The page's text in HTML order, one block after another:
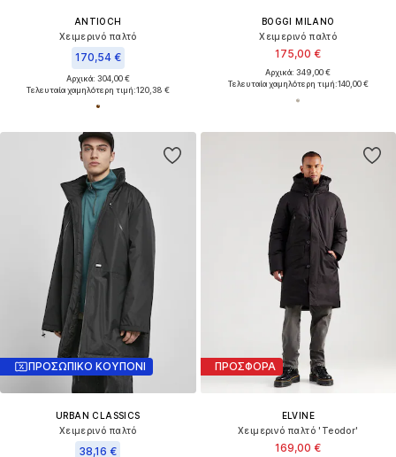
ANTIOCH
Χειμερινό παλτό
170,54 €
Αρχικά: 304,00 €
Τελευταία χαμηλότερη τιμή:120,38 €
BOGGI MILANO
Χειμερινό παλτό
175,00 €
Αρχικά: 349,00 €
Τελευταία χαμηλότερη τιμή:140,00 €
ΠΡΟΣΩΠΙΚΟ ΚΟΥΠΟΝΙ
URBAN CLASSICS
Χειμερινό παλτό
38,16 €
ΠΡΟΣΦΟΡΑ
ELVINE
Χειμερινό παλτό 'Teodor'
169,00 €